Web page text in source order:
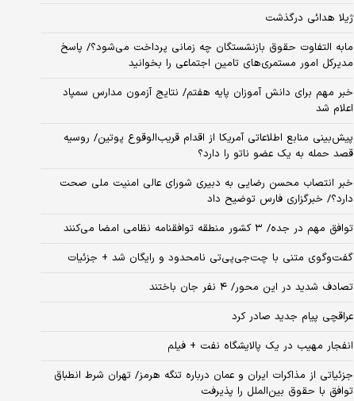
ژیلا هدائی درگذشت
مابه التفاوت حقوق بازنشستگان چه زمانی پرداخت می‌شود؟/ پاسخ
مدیرکل امور مستمری‌های تامین اجتماعی را بخوانید
خبر مهم برای دانش آموزان پایه هفتم/ نتایج آزمون مدارس سمپاد
اعلام شد
پیش‌بینی منابع اطلاعاتی آمریکا از اقدام قریب‌الوقوع پوتین/ روسیه
قصد حمله به یک عضو ناتو را دارد؟
خبر انتصاب محسن رضایی به دبیری شورای عالی امنیت ملی صحت
دارد؟/ خبرگزاری فارس توضیح داد
توافق مهم در جده/ ۳ کشور منطقه توافقنامه نظامی امضا می‌کنند
گفت‌وگوی متنی با چت‌جی‌پی‌تی نامحدود و رایگان شد + جزئیات
تصادف شدید در این محور/ ۴ نفر جان باختند
عراقچی پیام جدید صادر کرد
انفجار مهیب در یک پالایشگاه نفت + فیلم
جزئیاتی از مذاکرات ایران و عمان درباره تنگه هرمز/ تهران شرط انطباق
توافق با حقوق بین‌الملل را پذیرفت